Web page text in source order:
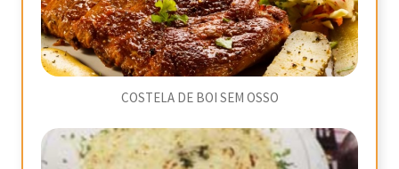
COSTELA DE BOI SEM OSSO